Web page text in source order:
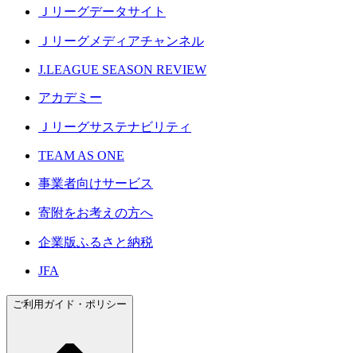
Ｊリーグデータサイト
Ｊリーグメディアチャンネル
J.LEAGUE SEASON REVIEW
アカデミー
Ｊリーグサステナビリティ
TEAM AS ONE
事業者向けサービス
寄附をお考えの方へ
企業版ふるさと納税
JFA
ご利用ガイド・ポリシー